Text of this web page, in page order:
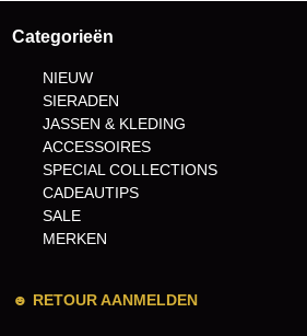
Categorieën
NIEUW
SIERADEN
JASSEN & KLEDING
ACCESSOIRES
SPECIAL COLLECTIONS
CADEAUTIPS
SALE
MERKEN
☻ RETOUR AANMELDEN